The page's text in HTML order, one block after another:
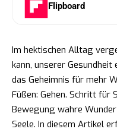
Flipboard
Im hektischen Alltag
kann, unserer
das Geheimnis für mehr
Füßen: Gehen. Schritt für
Bewegung wahre
Seele. In diesem Artikel